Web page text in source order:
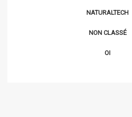
NATURALTECH
NON CLASSÉ
OI